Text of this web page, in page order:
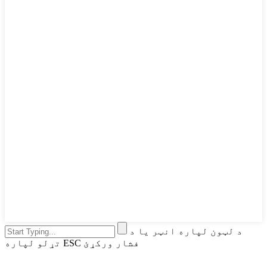
د لټون لپاره انټر یا د
تړلو لپاره ESC فشار ورکړئ